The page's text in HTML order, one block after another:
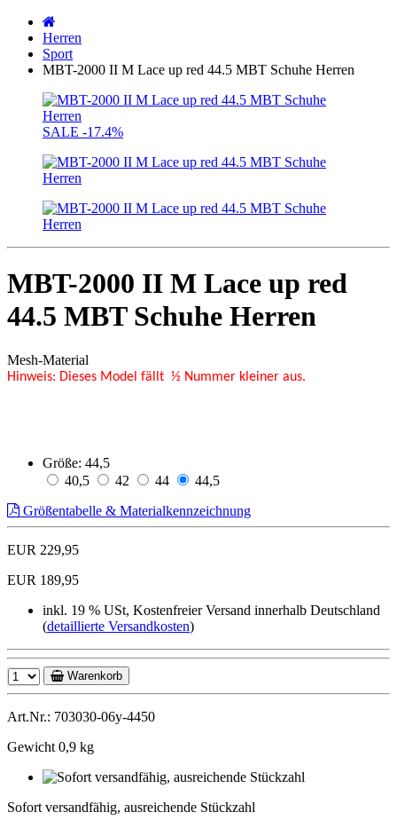
Herren
Sport
MBT-2000 II M Lace up red 44.5 MBT Schuhe Herren
SALE -17.4%
MBT-2000 II M Lace up red
44.5 MBT Schuhe Herren
Mesh-Material
Hinweis: Dieses Model fällt ½ Nummer kleiner aus.
Größe: 44,5
40,5
42 44
44,5
Größentabelle & Materialkennzeichnung
EUR 229,95
EUR 189,95
inkl. 19 % USt, Kostenfreier Versand innerhalb Deutschland
(detaillierte Versandkosten)
Warenkorb
Art.Nr.: 703030-06y-4450
Gewicht 0,9 kg
Sofort versandfähig, ausreichende Stückzahl